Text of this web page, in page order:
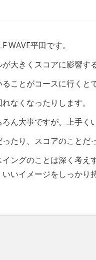
WAVE平田です。
大きくスコアに影響す
ことがコースに行くと
なくなったりします。
ん大事ですが、上手く
たり、スコアのことだ
ングのことは深く考
いイメージをしっかり